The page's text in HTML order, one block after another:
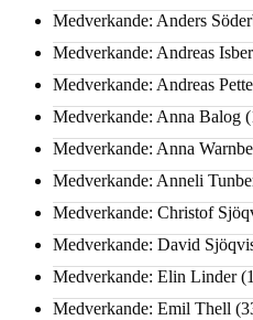
Medverkande: Anders
Medverkande: Andreas
Medverkande: Andreas
Medverkande: Anna Balog
Medverkande: Anna
Medverkande: Anneli
Medverkande: Christof
Medverkande: David
Medverkande: Elin Linder
Medverkande: Emil Thell